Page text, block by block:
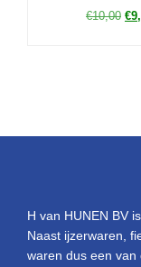
€10,00 €
H van HUNEN BV
Naast ijzerwaren,
waren dus een